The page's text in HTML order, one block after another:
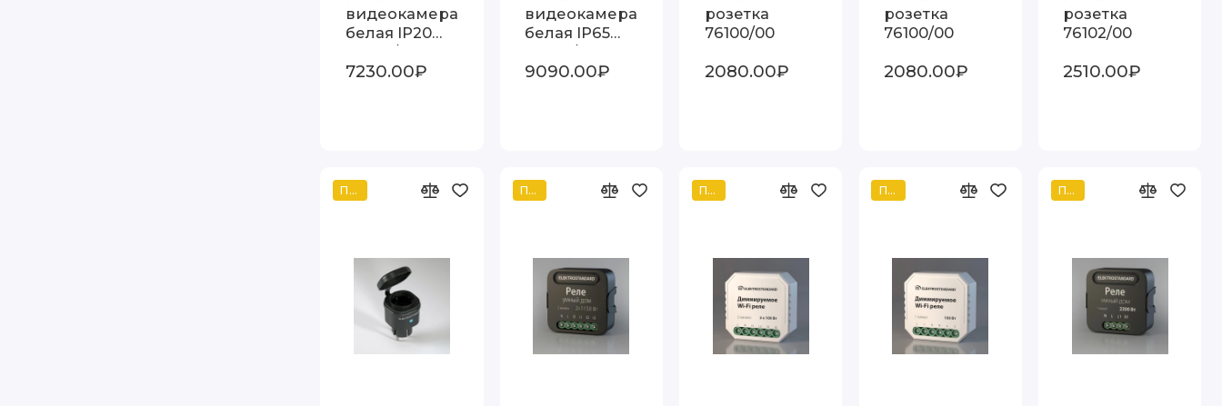
видеокамера
белая IP20
7230.00₽
видеокамера
белая IP65
9090.00₽
розетка
76100/00
2080.00₽
розетка
76100/00
2080.00₽
розетка
76102/00
2510.00₽
Популярный Популярный Популярный Популярный Популярный